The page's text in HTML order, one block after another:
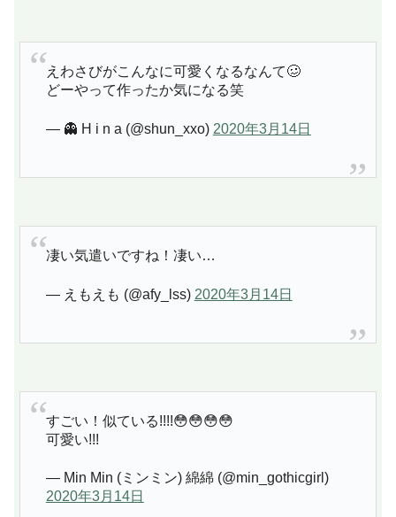
えわさびがこんなに可愛くなるなんて🥴
どーやって作ったか気になる笑
— 👻 H i n a (@shun_xxo) 2020年3月14日
凄い気遣いですね！凄い…
— えもえも (@afy_lss) 2020年3月14日
すごい！似ている!!!!😳😳😳😳
可愛い!!!
— Min Min (ミンミン) 綿綿 (@min_gothicgirl)
2020年3月14日